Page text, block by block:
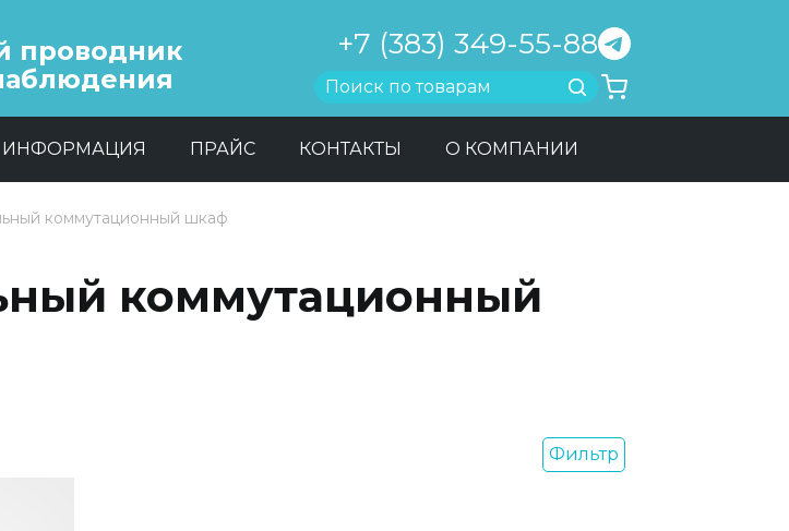
проводник
+7 (383) 349-55-88
Найти
ИНФОРМАЦИЯ ПРАЙС КОНТАКТЫ О КОМПАНИИ
коммутационный шкаф
коммутационный
Фильтр